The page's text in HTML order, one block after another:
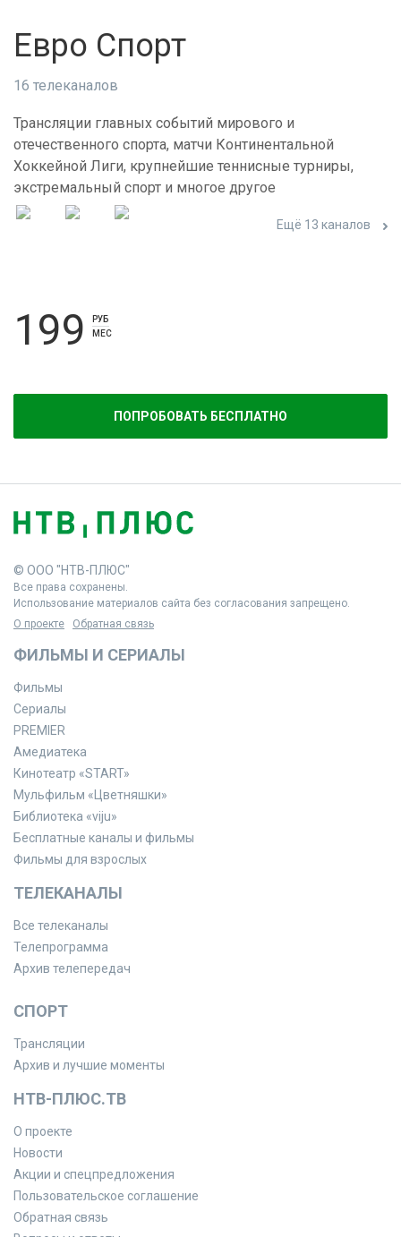
Евро Спорт
16 телеканалов
Трансляции главных событий мирового и
отечественного спорта, матчи Континентальной
Хоккейной Лиги, крупнейшие теннисные турниры,
экстремальный спорт и многое другое
Ещё 13 каналов
199
РУБ
МЕС
ПОПРОБОВАТЬ БЕСПЛАТНО
© ООО "НТВ-ПЛЮС"
Все права сохранены.
Использование материалов сайта без согласования запрещено.
О проекте
Обратная связь
ФИЛЬМЫ И СЕРИАЛЫ
Фильмы
Сериалы
PREMIER
Амедиатека
Кинотеатр «START»
Мульфильм «Цветняшки»
Библиотека «viju»
Бесплатные каналы и фильмы
Фильмы для взрослых
ТЕЛЕКАНАЛЫ
Все телеканалы
Телепрограмма
Архив телепередач
СПОРТ
Трансляции
Архив и лучшие моменты
НТВ-ПЛЮС.ТВ
О проекте
Новости
Акции и спецпредложения
Пользовательское соглашение
Обратная связь